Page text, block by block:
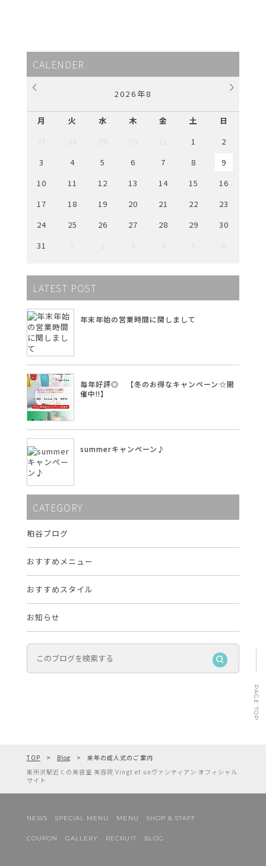
CALENDER
2026年8
月 火 水 木 金 土
日
1
2
3
4 5 6 7 8
9
10
11 12 13 14 15
16
17
18 19 20 21 22
23
24
25 26 27 28 29
30
31
LATEST POST
年末年始の営業時間に関しまして
毎年好評◎ 【冬のお得なキャンペーン☆開
催中!!】
summerキャンペーン♪
CATEGORY
粕谷ブログ
おすすめメニュー
おすすめスタイル
お知らせ
TOP Blog
来年の成人式のご案内
東所沢駅近くの美容室 美容院 Vingt et unヴァンティアン オフィシャル
サイト
NEWS SPECIAL MENU MENU SHOP & STAFF
COUPON GALLERY RECRUIT BLOG
PAGE TOP